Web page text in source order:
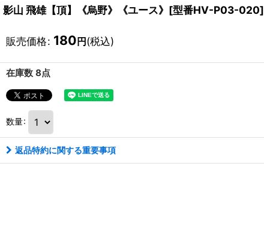
影山 飛雄【頂】《烏野》《ユース》[型番HV-P03-020]
販売価格: 180円(税込)
在庫数 8点
数量:
返品特約に関する重要事項